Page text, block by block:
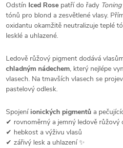
Odstín Iced Rose patří do řady
tónů pro blond a zesvětlené vlasy.
oxidantu okamžitě neutralizuje teplé
lesklé a uhlazené.
Ledově růžový pigment dodává
chladným nádechem, který nejlépe
vlasech. Na tmavších vlasech se
pastelový odlesk.
Spojeníionických pigmentů a
✔ rovnoměrný a jemný ledově růžový
✔ hebkost a výživu vlasů
✔ zářivý lesk a uhlazení ✨